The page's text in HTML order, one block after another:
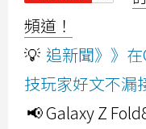
頻道！
💡 追新聞》》
技玩家好文不漏
📢 Galaxy Z